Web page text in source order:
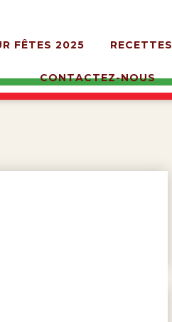
FÊTES 2025 RECETTES
CONTACTEZ-NOUS